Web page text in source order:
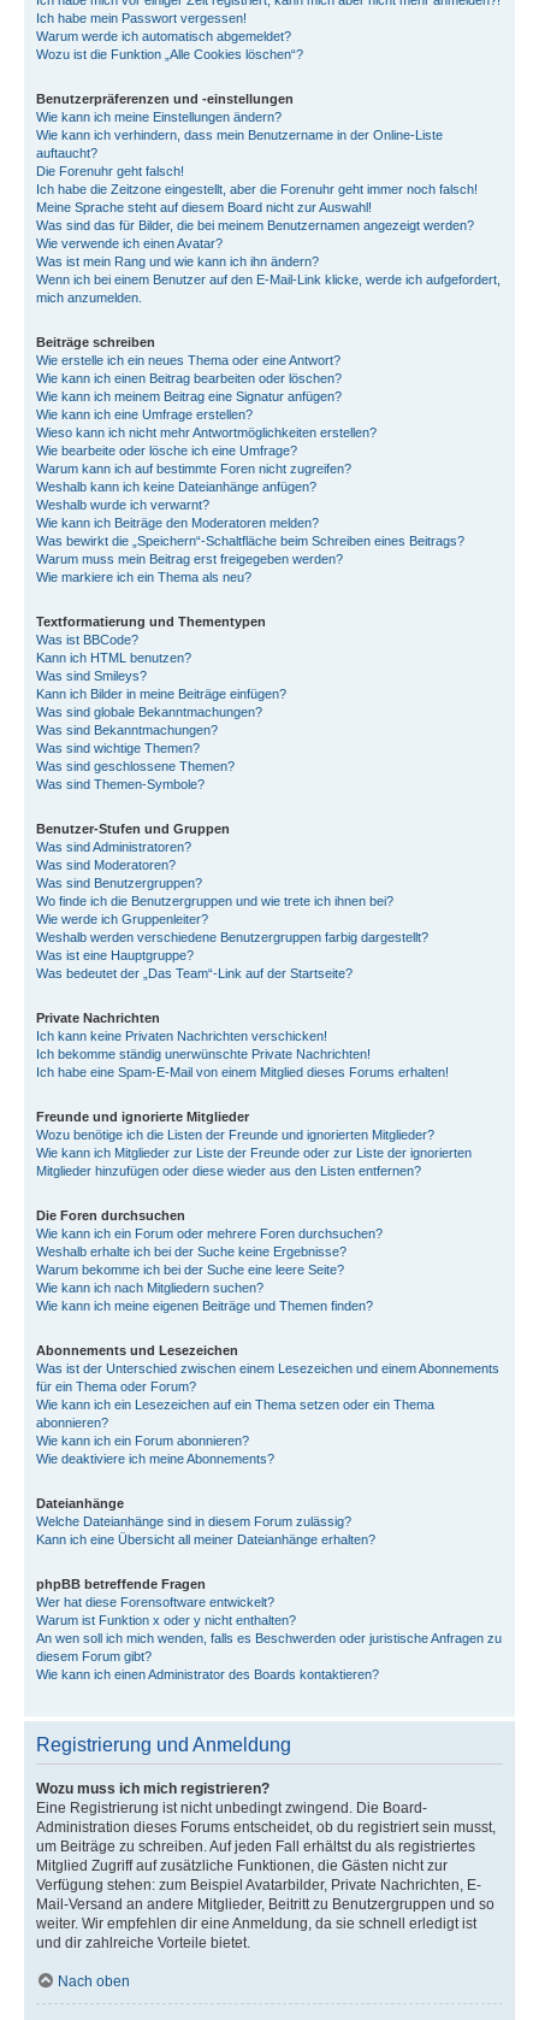
Ich habe mein Passwort vergessen!
Warum werde ich automatisch abgemeldet?
Wozu ist die Funktion „Alle Cookies löschen“?
Benutzerpräferenzen und -einstellungen
Wie kann ich meine Einstellungen ändern?
Wie kann ich verhindern, dass mein Benutzername in der Online-Liste
auftaucht?
Die Forenuhr geht falsch!
Ich habe die Zeitzone eingestellt, aber die Forenuhr geht immer noch falsch!
Meine Sprache steht auf diesem Board nicht zur Auswahl!
Was sind das für Bilder, die bei meinem Benutzernamen angezeigt werden?
Wie verwende ich einen Avatar?
Was ist mein Rang und wie kann ich ihn ändern?
Wenn ich bei einem Benutzer auf den E-Mail-Link klicke, werde ich aufgefordert,
mich anzumelden.
Beiträge schreiben
Wie erstelle ich ein neues Thema oder eine Antwort?
Wie kann ich einen Beitrag bearbeiten oder löschen?
Wie kann ich meinem Beitrag eine Signatur anfügen?
Wie kann ich eine Umfrage erstellen?
Wieso kann ich nicht mehr Antwortmöglichkeiten erstellen?
Wie bearbeite oder lösche ich eine Umfrage?
Warum kann ich auf bestimmte Foren nicht zugreifen?
Weshalb kann ich keine Dateianhänge anfügen?
Weshalb wurde ich verwarnt?
Wie kann ich Beiträge den Moderatoren melden?
Was bewirkt die „Speichern“-Schaltfläche beim Schreiben eines Beitrags?
Warum muss mein Beitrag erst freigegeben werden?
Wie markiere ich ein Thema als neu?
Textformatierung und Thementypen
Was ist BBCode?
Kann ich HTML benutzen?
Was sind Smileys?
Kann ich Bilder in meine Beiträge einfügen?
Was sind globale Bekanntmachungen?
Was sind Bekanntmachungen?
Was sind wichtige Themen?
Was sind geschlossene Themen?
Was sind Themen-Symbole?
Benutzer-Stufen und Gruppen
Was sind Administratoren?
Was sind Moderatoren?
Was sind Benutzergruppen?
Wo finde ich die Benutzergruppen und wie trete ich ihnen bei?
Wie werde ich Gruppenleiter?
Weshalb werden verschiedene Benutzergruppen farbig dargestellt?
Was ist eine Hauptgruppe?
Was bedeutet der „Das Team“-Link auf der Startseite?
Private Nachrichten
Ich kann keine Privaten Nachrichten verschicken!
Ich bekomme ständig unerwünschte Private Nachrichten!
Ich habe eine Spam-E-Mail von einem Mitglied dieses Forums erhalten!
Freunde und ignorierte Mitglieder
Wozu benötige ich die Listen der Freunde und ignorierten Mitglieder?
Wie kann ich Mitglieder zur Liste der Freunde oder zur Liste der ignorierten
Mitglieder hinzufügen oder diese wieder aus den Listen entfernen?
Die Foren durchsuchen
Wie kann ich ein Forum oder mehrere Foren durchsuchen?
Weshalb erhalte ich bei der Suche keine Ergebnisse?
Warum bekomme ich bei der Suche eine leere Seite?
Wie kann ich nach Mitgliedern suchen?
Wie kann ich meine eigenen Beiträge und Themen finden?
Abonnements und Lesezeichen
Was ist der Unterschied zwischen einem Lesezeichen und einem Abonnements
für ein Thema oder Forum?
Wie kann ich ein Lesezeichen auf ein Thema setzen oder ein Thema
abonnieren?
Wie kann ich ein Forum abonnieren?
Wie deaktiviere ich meine Abonnements?
Dateianhänge
Welche Dateianhänge sind in diesem Forum zulässig?
Kann ich eine Übersicht all meiner Dateianhänge erhalten?
phpBB betreffende Fragen
Wer hat diese Forensoftware entwickelt?
Warum ist Funktion x oder y nicht enthalten?
An wen soll ich mich wenden, falls es Beschwerden oder juristische Anfragen zu
diesem Forum gibt?
Wie kann ich einen Administrator des Boards kontaktieren?
Registrierung und Anmeldung
Wozu muss ich mich registrieren?
Eine Registrierung ist nicht unbedingt zwingend. Die Board-
Administration dieses Forums entscheidet, ob du registriert sein musst,
um Beiträge zu schreiben. Auf jeden Fall erhältst du als registriertes
Mitglied Zugriff auf zusätzliche Funktionen, die Gästen nicht zur
Verfügung stehen: zum Beispiel Avatarbilder, Private Nachrichten, E-
Mail-Versand an andere Mitglieder, Beitritt zu Benutzergruppen und so
weiter. Wir empfehlen dir eine Anmeldung, da sie schnell erledigt ist
und dir zahlreiche Vorteile bietet.
Nach oben